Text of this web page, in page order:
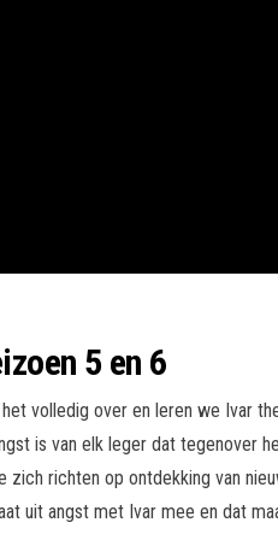
5 en 6
volledig over en leren we Ivar
is van elk leger dat tegenover
zich richten op ontdekking van
uit angst met Ivar mee en dat